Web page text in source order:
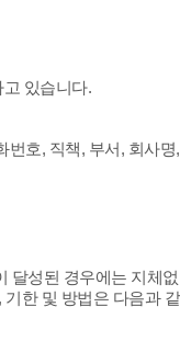
있습니다.
번호, 직책, 부서, 회사명,
달성된 경우에는 지체없
한 및 방법은 다음과 같